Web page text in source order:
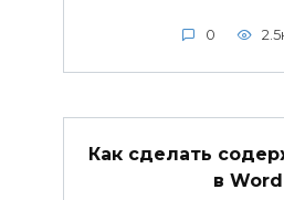
0
Как сделать
в Word